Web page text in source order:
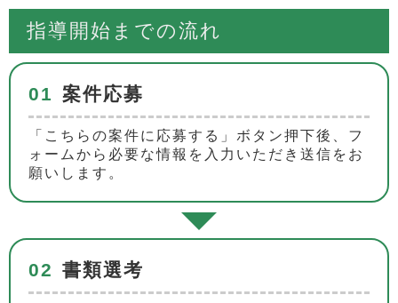
指導開始までの流れ
01 案件応募
「こちらの案件に応募する」ボタン押下後、フ
ォームから必要な情報を入力いただき送信をお
願いします。
02 書類選考